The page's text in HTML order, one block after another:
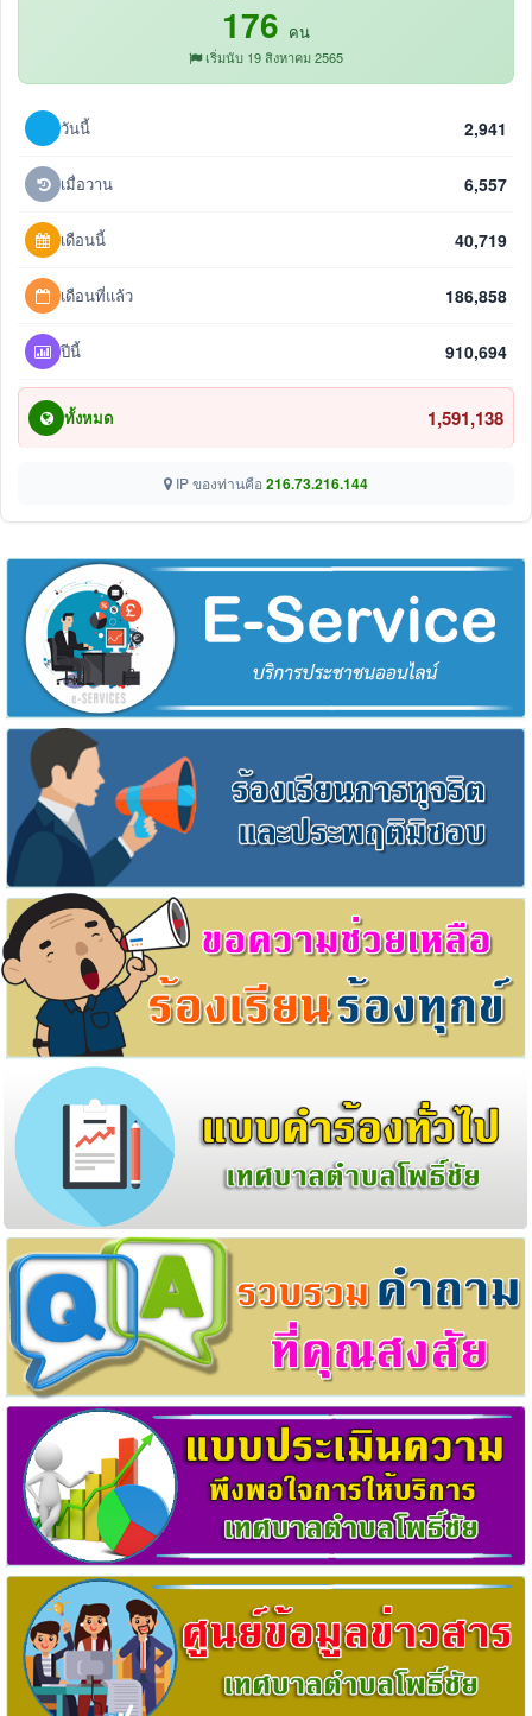
176 คน
เริ่มนับ 19 สิงหาคม 2565
วันนี้ 2,941
เมื่อวาน 6,557
เดือนนี้ 40,719
เดือนที่แล้ว 186,858
ปีนี้ 910,694
ทั้งหมด 1,591,138
IP ของท่านคือ 216.73.216.144